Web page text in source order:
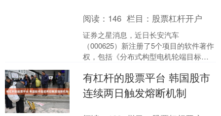
阅读： 146 栏目： 股票杠杆开户
证券之星消息，近日长安汽车
（000625）新注册了5个项目的软件著作
权，包括《分布式构型电机轮端目标扭
端地图数据处理中间件....
有杠杆的股票平台 韩国股市
连续两日触发熔断机制